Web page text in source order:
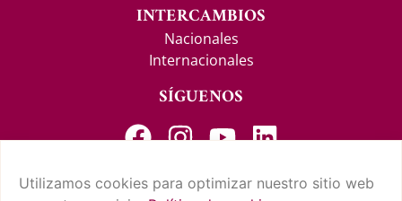
Utilizamos cookies para optimizar nuestro sitio web
INTERCAMBIOS
Nacionales
Internacionales
SÍGUENOS